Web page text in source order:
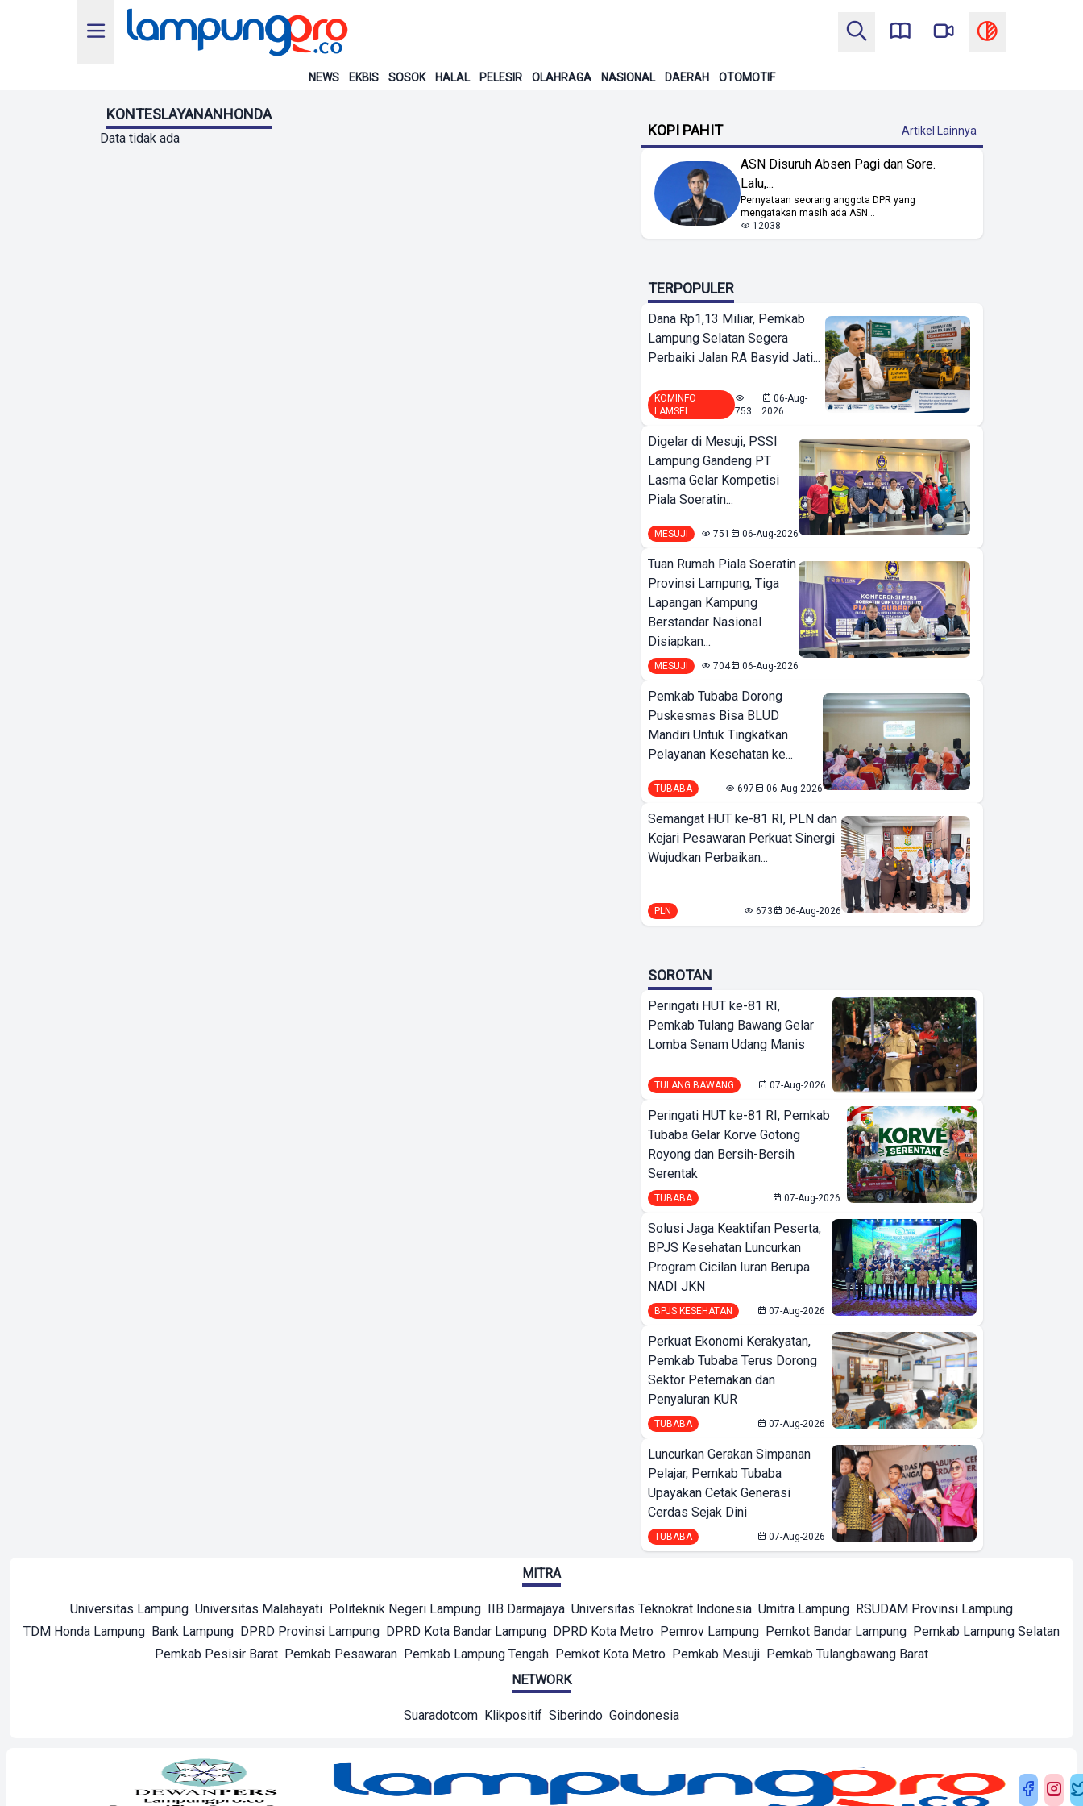
NEWS EKBIS SOSOK HALAL PELESIR OLAHRAGA NASIONAL DAERAH OTOMOTIF
KONTESLAYANANHONDA
Data tidak ada KOPI PAHIT Artikel Lainnya
ASN Disuruh Absen Pagi dan Sore.
Lalu,...
Pernyataan seorang anggota DPR yang
mengatakan masih ada ASN...
12038
TERPOPULER
Dana Rp1,13 Miliar, Pemkab
Lampung Selatan Segera
Perbaiki Jalan RA Basyid Jati...
KOMINFO
LAMSEL
753
06-Aug-
2026
Digelar di Mesuji, PSSI
Lampung Gandeng PT
Lasma Gelar Kompetisi
Piala Soeratin...
MESUJI 751 06-Aug-2026
Tuan Rumah Piala Soeratin
Provinsi Lampung, Tiga
Lapangan Kampung
Berstandar Nasional
Disiapkan...
MESUJI 704 06-Aug-2026
Pemkab Tubaba Dorong
Puskesmas Bisa BLUD
Mandiri Untuk Tingkatkan
Pelayanan Kesehatan ke...
TUBABA 697 06-Aug-2026
Semangat HUT ke-81 RI, PLN dan
Kejari Pesawaran Perkuat Sinergi
Wujudkan Perbaikan...
PLN 673 06-Aug-2026
SOROTAN
Peringati HUT ke-81 RI,
Pemkab Tulang Bawang Gelar
Lomba Senam Udang Manis
TULANG BAWANG 07-Aug-2026
Peringati HUT ke-81 RI, Pemkab
Tubaba Gelar Korve Gotong
Royong dan Bersih-Bersih
Serentak
TUBABA 07-Aug-2026
Solusi Jaga Keaktifan Peserta,
BPJS Kesehatan Luncurkan
Program Cicilan Iuran Berupa
NADI JKN
BPJS KESEHATAN 07-Aug-2026
Perkuat Ekonomi Kerakyatan,
Pemkab Tubaba Terus Dorong
Sektor Peternakan dan
Penyaluran KUR
TUBABA 07-Aug-2026
Luncurkan Gerakan Simpanan
Pelajar, Pemkab Tubaba
Upayakan Cetak Generasi
Cerdas Sejak Dini
TUBABA 07-Aug-2026
MITRA
Universitas Lampung Universitas Malahayati Politeknik Negeri Lampung IIB Darmajaya Universitas Teknokrat Indonesia Umitra Lampung RSUDAM Provinsi Lampung
TDM Honda Lampung Bank Lampung DPRD Provinsi Lampung DPRD Kota Bandar Lampung DPRD Kota Metro Pemrov Lampung Pemkot Bandar Lampung Pemkab Lampung Selatan
Pemkab Pesisir Barat Pemkab Pesawaran Pemkab Lampung Tengah Pemkot Kota Metro Pemkab Mesuji Pemkab Tulangbawang Barat
NETWORK
Suaradotcom Klikpositif Siberindo Goindonesia